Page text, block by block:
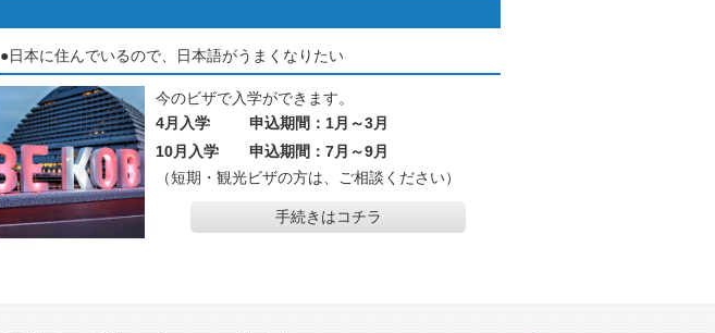
●日本に住んでいるので、日本語がうまくなりたい
今のビザで入学ができます。
4月入学 申込期間：1月～3月
10月入学 申込期間：7月～9月
（短期・観光ビザの方は、ご相談ください）
手続きはコチラ